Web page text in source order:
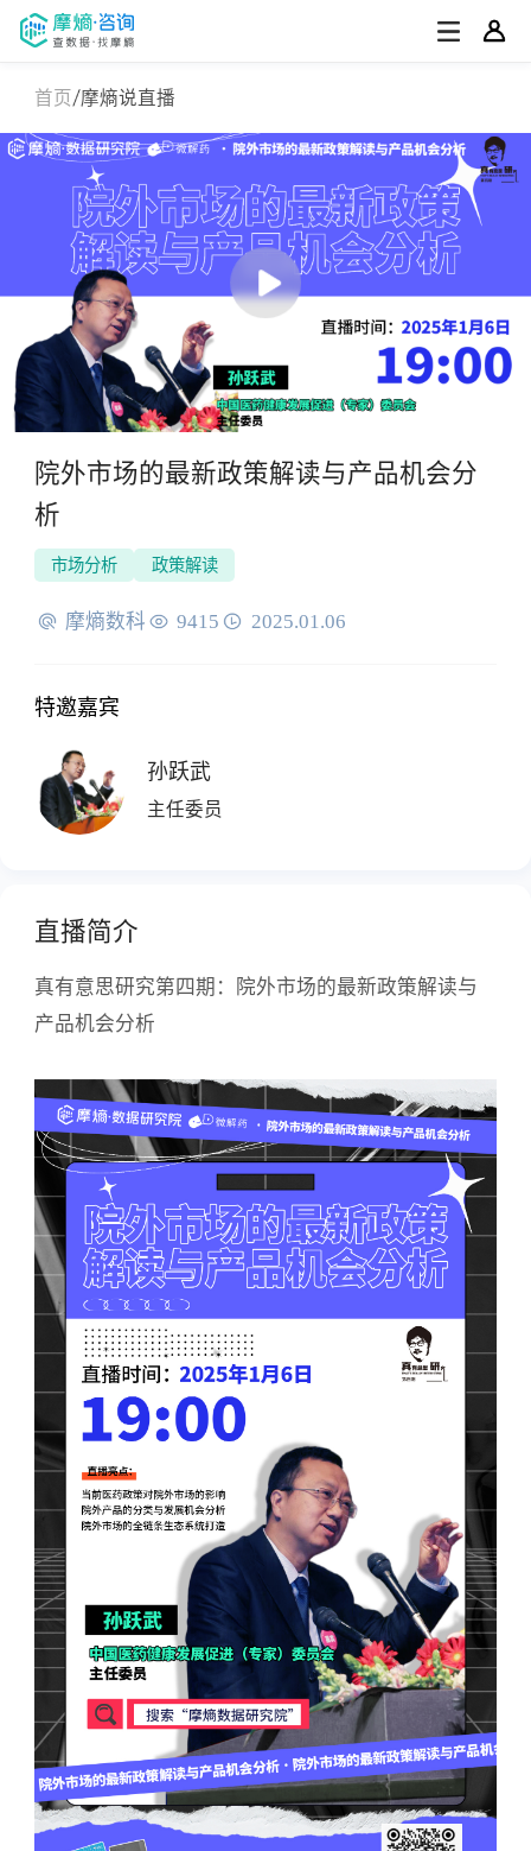
首页 摩熵说直播
院外市场的最新政策解读与产品机会分
析
市场分析 政策解读
摩熵数科 9415 2025.01.06
特邀嘉宾
孙跃武
主任委员
直播简介
真有意思研究第四期：院外市场的最新政策解读与
产品机会分析